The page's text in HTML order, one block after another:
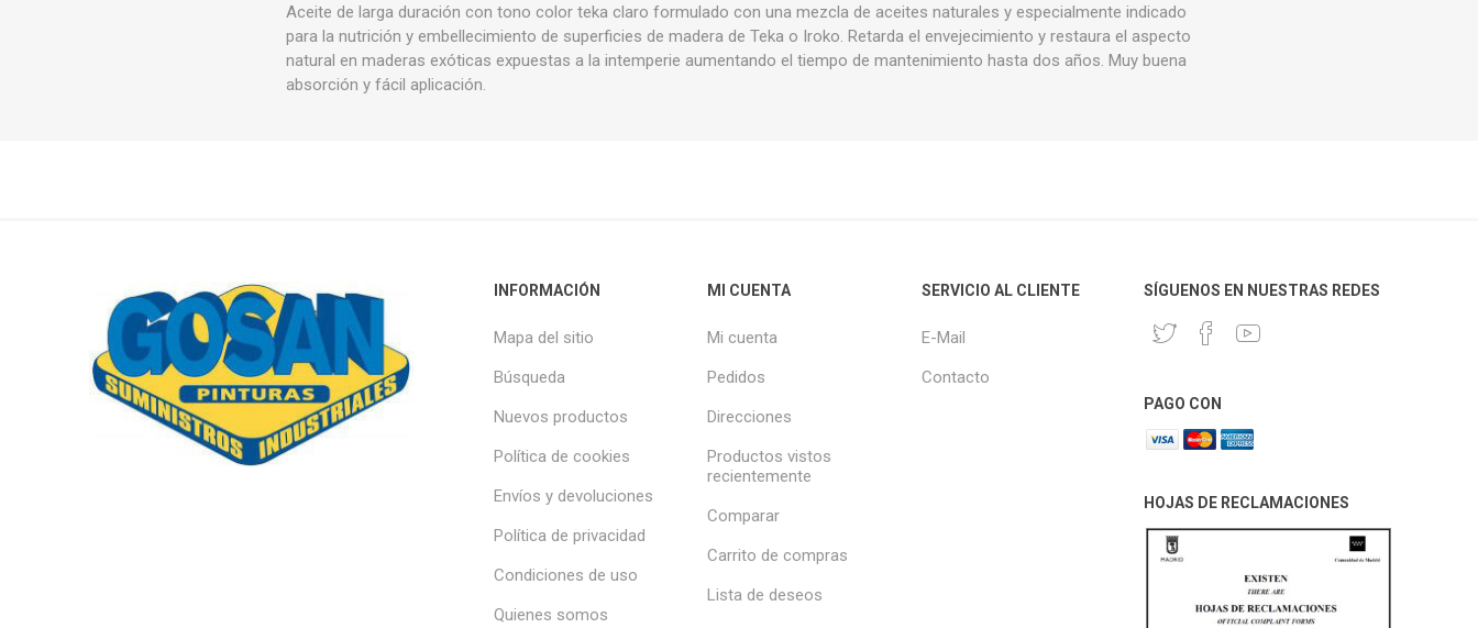
Aceite de larga duración con tono color teka claro formulado con una mezcla de aceites naturales y especialmente indicado
para la nutrición y embellecimiento de superficies de madera de Teka o Iroko. Retarda el envejecimiento y restaura el aspecto
natural en maderas exóticas expuestas a la intemperie aumentando el tiempo de mantenimiento hasta dos años. Muy buena
absorción y fácil aplicación.
INFORMACIÓN
Mapa del sitio
Búsqueda
Nuevos productos
Política de cookies
Envíos y devoluciones
Política de privacidad
Condiciones de uso
Quienes somos
MI CUENTA
Mi cuenta
Pedidos
Direcciones
Productos vistos
recientemente
Comparar
Carrito de compras
Lista de deseos
SERVICIO AL CLIENTE
E-Mail
Contacto
SÍGUENOS EN NUESTRAS REDES
PAGO CON
HOJAS DE RECLAMACIONES